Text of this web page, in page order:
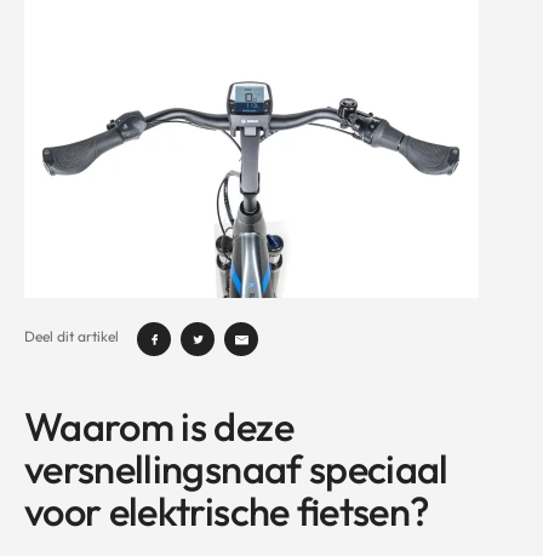
Deel dit artikel
Waarom is deze
versnellingsnaaf speciaal
voor elektrische fietsen?